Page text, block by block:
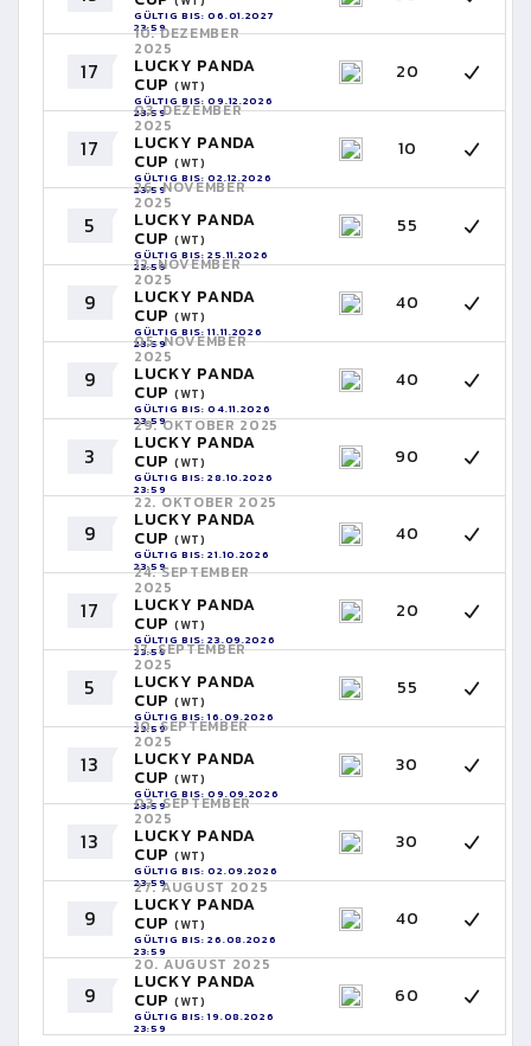
GÜLTIG BIS: 06.01.2027
23:59
17
10. DEZEMBER
2025
LUCKY PANDA
CUP (WT)
GÜLTIG BIS: 09.12.2026
23:59
20
17
03. DEZEMBER
2025
LUCKY PANDA
CUP (WT)
GÜLTIG BIS: 02.12.2026
23:59
10
5
26. NOVEMBER
2025
LUCKY PANDA
CUP (WT)
GÜLTIG BIS: 25.11.2026
23:59
55
9
12. NOVEMBER
2025
LUCKY PANDA
CUP (WT)
GÜLTIG BIS: 11.11.2026
23:59
40
9
05. NOVEMBER
2025
LUCKY PANDA
CUP (WT)
GÜLTIG BIS: 04.11.2026
23:59
40
3
29. OKTOBER 2025
LUCKY PANDA
CUP (WT)
GÜLTIG BIS: 28.10.2026
23:59
90
9
22. OKTOBER 2025
LUCKY PANDA
CUP (WT)
GÜLTIG BIS: 21.10.2026
23:59
40
17
24. SEPTEMBER
2025
LUCKY PANDA
CUP (WT)
GÜLTIG BIS: 23.09.2026
23:59
20
5
17. SEPTEMBER
2025
LUCKY PANDA
CUP (WT)
GÜLTIG BIS: 16.09.2026
23:59
55
13
10. SEPTEMBER
2025
LUCKY PANDA
CUP (WT)
GÜLTIG BIS: 09.09.2026
23:59
30
13
03. SEPTEMBER
2025
LUCKY PANDA
CUP (WT)
GÜLTIG BIS: 02.09.2026
23:59
30
9
27. AUGUST 2025
LUCKY PANDA
CUP (WT)
GÜLTIG BIS: 26.08.2026
23:59
40
9
20. AUGUST 2025
LUCKY PANDA
CUP (WT)
GÜLTIG BIS: 19.08.2026
23:59
60